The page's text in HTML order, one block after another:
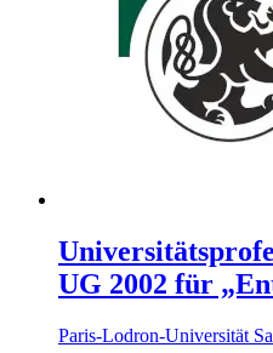
UG 2002 für
Paris-Lodron-Universität